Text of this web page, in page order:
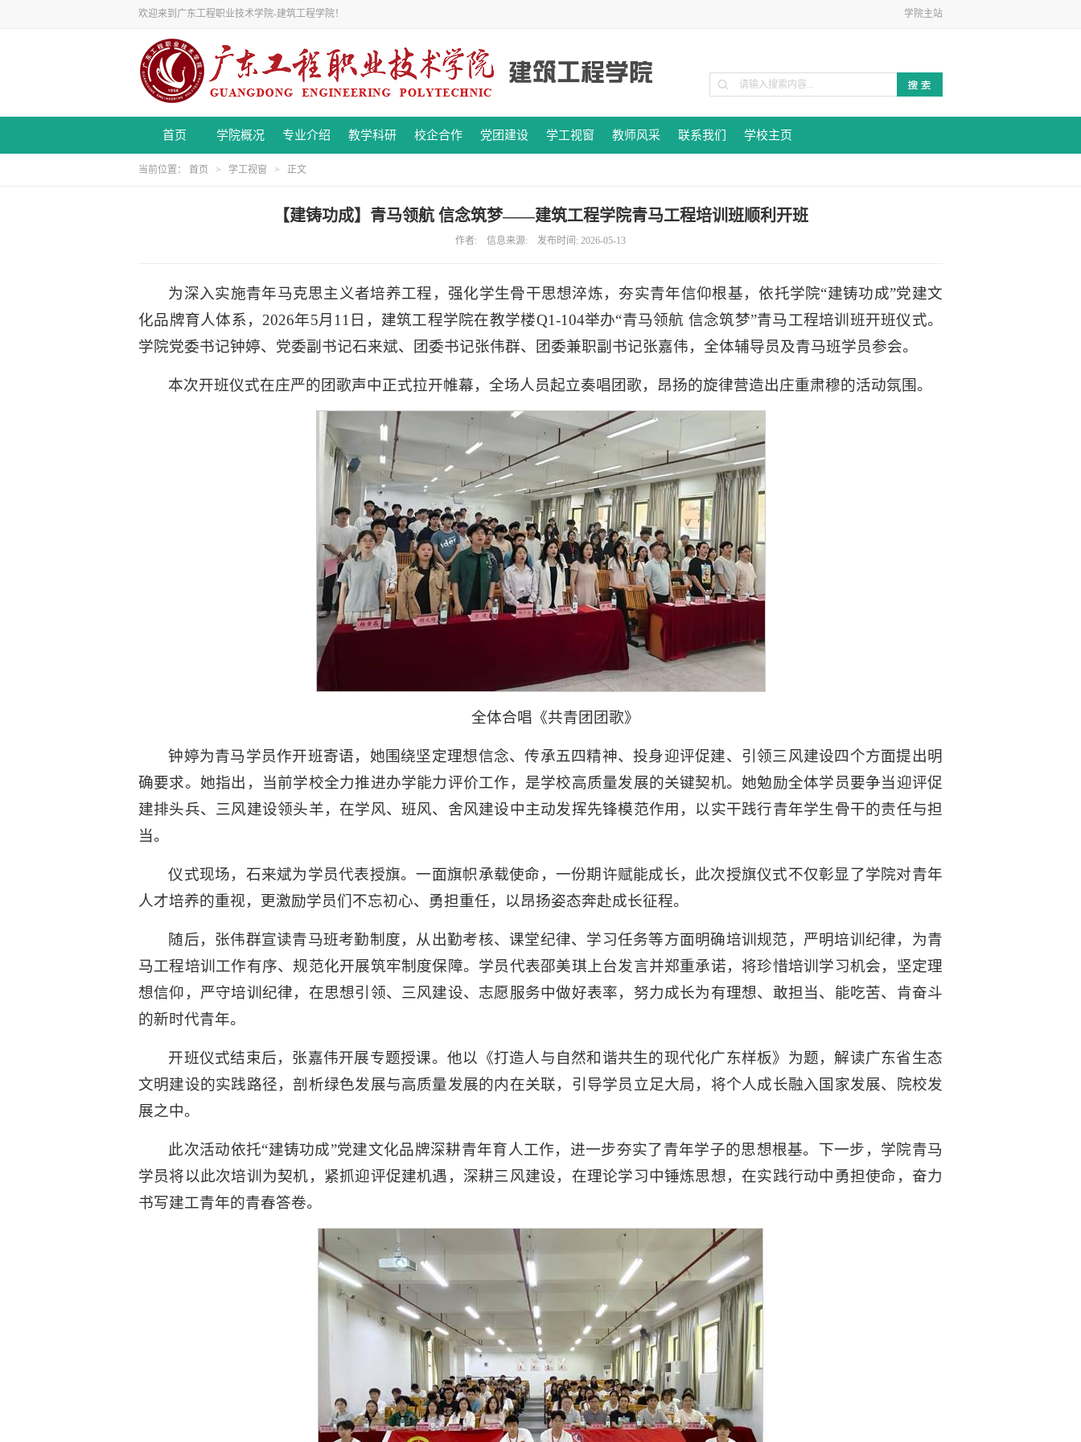
欢迎来到广东工程职业技术学院-建筑工程学院！ 学院主站
首页 学院概况 专业介绍 教学科研 校企合作 党团建设 学工视窗 教师风采 联系我们 学校主页
当前位置： 首页 > 学工视窗 > 正文
【建铸功成】青马领航 信念筑梦——建筑工程学院青马工程培训班顺利开班
作者: 信息来源: 发布时间: 2026-05-13
为深入实施青年马克思主义者培养工程，强化学生骨干思想淬炼，夯实青年信仰根基，依托学院“建铸功成”党建文
化品牌育人体系，2026年5月11日，建筑工程学院在教学楼Q1-104举办“青马领航 信念筑梦”青马工程培训班开班仪式。
学院党委书记钟婷、党委副书记石来斌、团委书记张伟群、团委兼职副书记张嘉伟，全体辅导员及青马班学员参会。
本次开班仪式在庄严的团歌声中正式拉开帷幕，全场人员起立奏唱团歌，昂扬的旋律营造出庄重肃穆的活动氛围。
全体合唱《共青团团歌》
钟婷为青马学员作开班寄语，她围绕坚定理想信念、传承五四精神、投身迎评促建、引领三风建设四个方面提出明
确要求。她指出，当前学校全力推进办学能力评价工作，是学校高质量发展的关键契机。她勉励全体学员要争当迎评促
建排头兵、三风建设领头羊，在学风、班风、舍风建设中主动发挥先锋模范作用，以实干践行青年学生骨干的责任与担
当。
仪式现场，石来斌为学员代表授旗。一面旗帜承载使命，一份期许赋能成长，此次授旗仪式不仅彰显了学院对青年
人才培养的重视，更激励学员们不忘初心、勇担重任，以昂扬姿态奔赴成长征程。
随后，张伟群宣读青马班考勤制度，从出勤考核、课堂纪律、学习任务等方面明确培训规范，严明培训纪律，为青
马工程培训工作有序、规范化开展筑牢制度保障。学员代表邵美琪上台发言并郑重承诺，将珍惜培训学习机会，坚定理
想信仰，严守培训纪律，在思想引领、三风建设、志愿服务中做好表率，努力成长为有理想、敢担当、能吃苦、肯奋斗
的新时代青年。
开班仪式结束后，张嘉伟开展专题授课。他以《打造人与自然和谐共生的现代化广东样板》为题，解读广东省生态
文明建设的实践路径，剖析绿色发展与高质量发展的内在关联，引导学员立足大局，将个人成长融入国家发展、院校发
展之中。
此次活动依托“建铸功成”党建文化品牌深耕青年育人工作，进一步夯实了青年学子的思想根基。下一步，学院青马
学员将以此次培训为契机，紧抓迎评促建机遇，深耕三风建设，在理论学习中锤炼思想，在实践行动中勇担使命，奋力
书写建工青年的青春答卷。